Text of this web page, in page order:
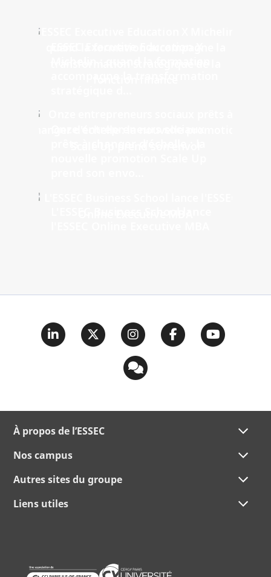
À propos de l’ESSEC
Nos campus
Autres sites du groupe
Liens utiles